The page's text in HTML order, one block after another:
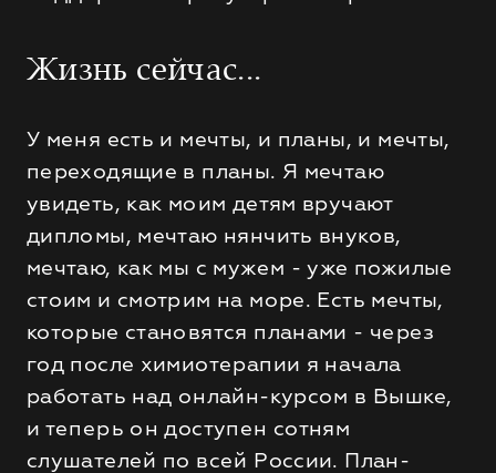
Жизнь сейчас...
У меня есть и мечты, и планы, и мечты,
переходящие в планы. Я мечтаю
увидеть, как моим детям вручают
дипломы, мечтаю нянчить внуков,
мечтаю, как мы с мужем - уже пожилые
стоим и смотрим на море. Есть мечты,
которые становятся планами - через
год после химиотерапии я начала
работать над онлайн-курсом в Вышке,
и теперь он доступен сотням
слушателей по всей России. План-